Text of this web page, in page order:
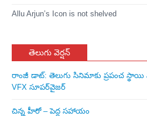
Allu Arjun’s Icon is not shelved
తెలుగు వెర్షన్
రాంజీ డాట్: తెలుగు సినిమాకు ప్రపంచ స్థాయి
VFX సూపర్‌వైజర్
చిన్న హీరో – పెద్ద సహాయం